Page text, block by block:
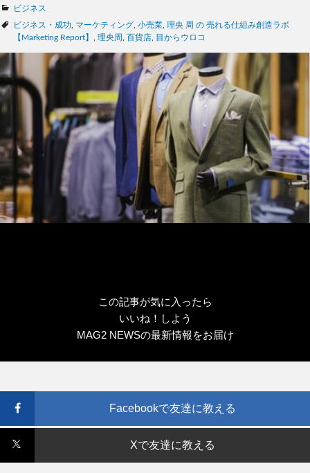
カ
テ
ゴ
ー
ビジネス
タ
グ
ビジネス・成功 マーケティング 小売業 理央 周 の 売れる仕組み創造ラボ
【Marketing Report】
理央周 百貨店 目からウロコ
この記事が気に入ったら
いいね！しよう
MAG2 NEWSの最新情報をお届け
Facebookで友達に教える
Xで友達に教える